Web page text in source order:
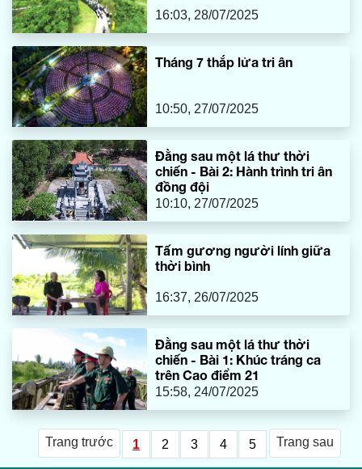
16:03, 28/07/2025
Tháng 7 thắp lửa tri ân
10:50, 27/07/2025
Đằng sau một lá thư thời
chiến - Bài 2: Hành trình tri ân
đồng đội
10:10, 27/07/2025
Tấm gương người lính giữa
thời bình
16:37, 26/07/2025
Đằng sau một lá thư thời
chiến - Bài 1: Khúc tráng ca
trên Cao điểm 21
15:58, 24/07/2025
Trang trước 1 2 3 4 5 Trang sau